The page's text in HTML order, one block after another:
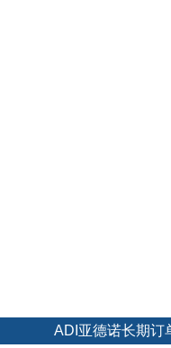
ADI亚德诺长期订